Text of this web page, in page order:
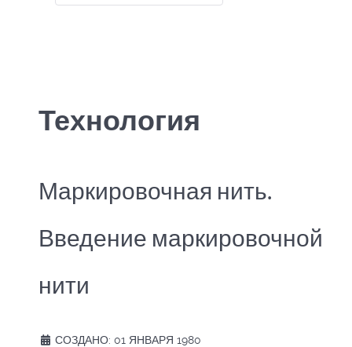
Технология
Маркировочная нить.
Введение маркировочной
нити
СОЗДАНО: 01 ЯНВАРЯ 1980